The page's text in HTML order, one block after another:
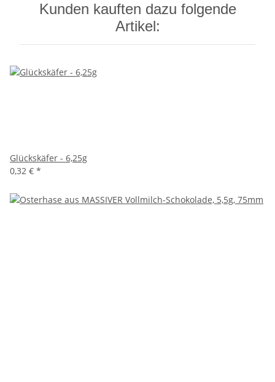
Kunden kauften dazu folgende
Artikel:
Glückskäfer - 6,25g
0,32 € *